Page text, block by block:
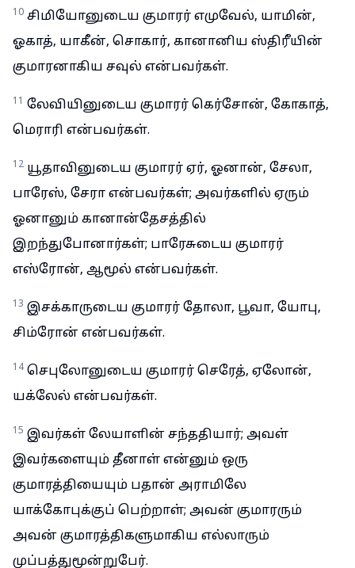
10 சிமியோனுடைய குமாரர் எமுவேல், யாமின்,
ஓகாத், யாகீன், சொகார், கானானிய ஸ்திரீயின்
குமாரனாகிய சவுல் என்பவர்கள்.
11 லேவியினுடைய குமாரர் கெர்சோன், கோகாத்,
மெராரி என்பவர்கள்.
12 யூதாவினுடைய குமாரர் ஏர், ஓனான், சேலா,
பாரேஸ், சேரா என்பவர்கள்; அவர்களில் ஏரும்
ஓனானும் கானான்தேசத்தில்
இறந்துபோனார்கள்; பாரேசுடைய குமாரர்
எஸ்ரோன், ஆமூல் என்பவர்கள்.
13 இசக்காருடைய குமாரர் தோலா, பூவா, யோபு,
சிம்ரோன் என்பவர்கள்.
14 செபுலோனுடைய குமாரர் செரேத், ஏலோன்,
யக்லேல் என்பவர்கள்.
15 இவர்கள் லேயாளின் சந்ததியார்; அவள்
இவர்களையும் தீனாள் என்னும் ஒரு
குமாரத்தியையும் பதான் அராமிலே
யாக்கோபுக்குப் பெற்றாள்; அவன் குமாரரும்
அவன் குமாரத்திகளுமாகிய எல்லாரும்
முப்பத்துமூன்றுபேர்.